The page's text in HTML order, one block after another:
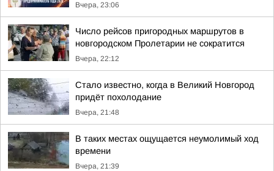
Вчера, 23:06
Число рейсов пригородных маршрутов в
новгородском Пролетарии не сократится
Вчера, 22:12
Стало известно, когда в Великий Новгород
придёт похолодание
Вчера, 21:48
В таких местах ощущается неумолимый ход
времени
Вчера, 21:39